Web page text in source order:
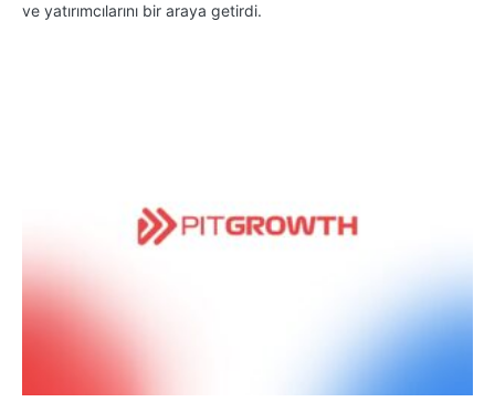
ve yatırımcılarını bir araya getirdi.